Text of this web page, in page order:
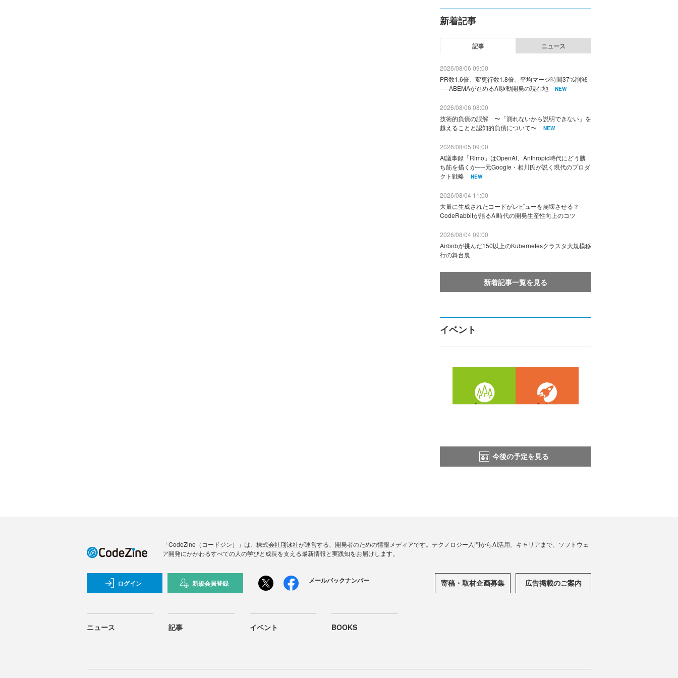
新着記事
記事 ニュース
2026/08/06 09:00
PR数1.6倍、変更行数1.8倍、平均マージ時間37%削減
──ABEMAが進めるAI駆動開発の現在地
NEW
2026/08/06 08:00
技術的負債の誤解 〜「測れないから説明できない」を
越えることと認知的負債について〜
NEW
2026/08/05 09:00
AI議事録「Rimo」はOpenAI、Anthropic時代にどう勝
ち筋を描くか──元Google・相川氏が説く現代のプロダ
クト戦略
NEW
2026/08/04 11:00
大量に生成されたコードがレビューを崩壊させる？
CodeRabbitが語るAI時代の開発生産性向上のコツ
2026/08/04 09:00
Airbnbが挑んだ150以上のKubernetesクラスタ大規模移
行の舞台裏
新着記事一覧を見る
イベント
今後の予定を見る
「CodeZine（コードジン）」は、株式会社翔泳社が運営する、開発者のための情報メディアです。テクノロジー入門からAI活用、キャリアまで、ソフトウェ
ア開発にかかわるすべての人の学びと成長を支える最新情報と実践知をお届けします。
ログイン 新規会員登録 メールバックナンバー 寄稿・取材企画募集 広告掲載のご案内
ニュース 記事 イベント BOOKS